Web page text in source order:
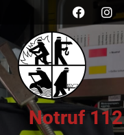
Notruf 112